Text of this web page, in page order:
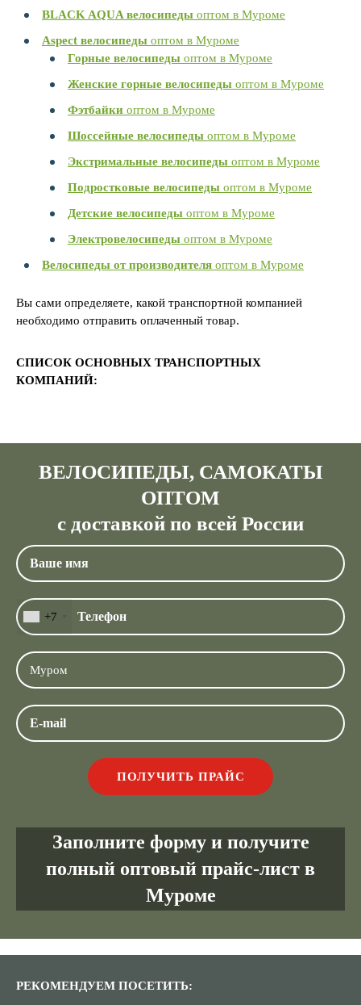
BLACK AQUA велосипеды оптом в Муроме
Aspect велосипеды оптом в Муроме
Горные велосипеды оптом в Муроме
Женские горные велосипеды оптом в Муроме
Фэтбайки оптом в Муроме
Шоссейные велосипеды оптом в Муроме
Экстримальные велосипеды оптом в Муроме
Подростковые велосипеды оптом в Муроме
Детские велосипеды оптом в Муроме
Электровелосипеды оптом в Муроме
Велосипеды от производителя оптом в Муроме
Вы сами определяете, какой транспортной компанией
необходимо отправить оплаченный товар.
СПИСОК ОСНОВНЫХ ТРАНСПОРТНЫХ
КОМПАНИЙ:
ВЕЛОСИПЕДЫ, САМОКАТЫ
ОПТОМ
с доставкой по всей России
+7
Заполните форму и получите
полный оптовый прайс-лист в
Муроме
РЕКОМЕНДУЕМ ПОСЕТИТЬ: